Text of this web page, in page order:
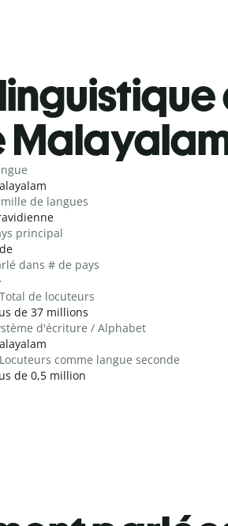
de langues
principal
dans # de pays
de locuteurs
de 37 millions
d'écriture / Alphabet
comme langue seconde
de 0,5 million